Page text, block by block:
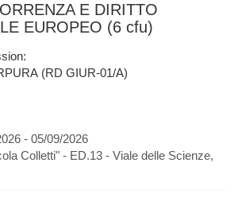
E DIRITTO
EUROPEO (6 cfu)
(RD GIUR-01/A)
- 05/09/2026
Colletti" - ED.13 - Viale delle Scienze,